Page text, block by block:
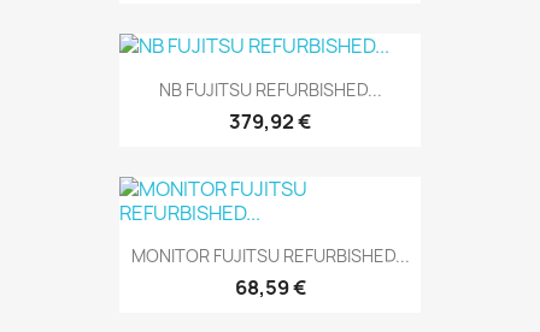
NB FUJITSU REFURBISHED...
379,92 €
MONITOR FUJITSU REFURBISHED...
68,59 €